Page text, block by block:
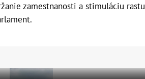
zamestnanosti a stimuláciu rastu